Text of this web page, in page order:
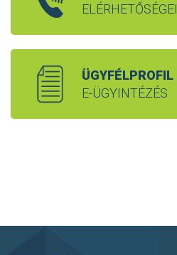
ELÉRHETŐSÉGEI
ÜGYFÉLPROFIL
E-ÜGYINTÉZÉS